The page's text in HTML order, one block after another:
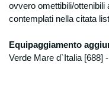
ovvero omettibili/ottenibili
contemplati nella citata
Equipaggiamento
Verde Mare d`Italia [688]